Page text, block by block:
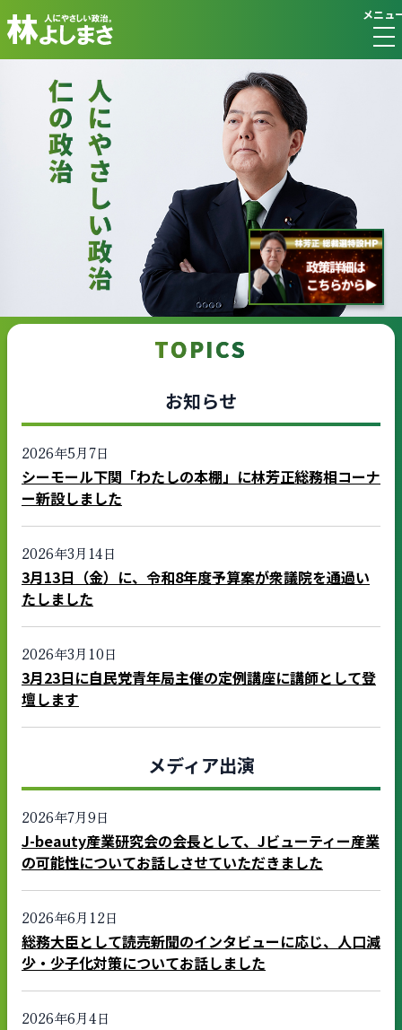
メニュ
TOPICS
お知らせ
2026年5月7日
シーモール下関「わたしの本棚」に林芳正総務相コーナ
ー新設しました
2026年3月14日
3月13日（金）に、令和8年度予算案が衆議院を通過い
たしました
2026年3月10日
3月23日に自民党青年局主催の定例講座に講師として登
壇します
メディア出演
2026年7月9日
J-beauty産業研究会の会長として、Jビューティー産業
の可能性についてお話しさせていただきました
2026年6月12日
総務大臣として読売新聞のインタビューに応じ、人口減
少・少子化対策についてお話しました
2026年6月4日